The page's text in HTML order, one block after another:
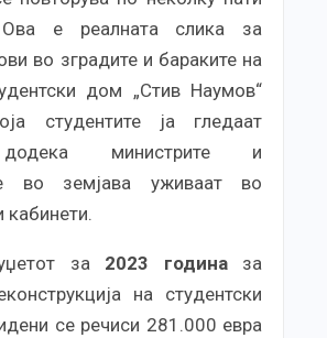
е реалната слика за
во зградите и бараките на
дом „Стив Наумов“
студентите ја гледаат
додека министрите и
во земјава уживаат во
кабинети.
за 2023 годиназа
на студентски
се речиси 281.000 евра